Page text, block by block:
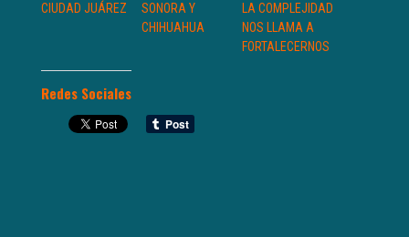
CIUDAD JUÁREZ
SONORA Y
CHIHUAHUA
LA COMPLEJIDAD
NOS LLAMA A
FORTALECERNOS
Redes Sociales